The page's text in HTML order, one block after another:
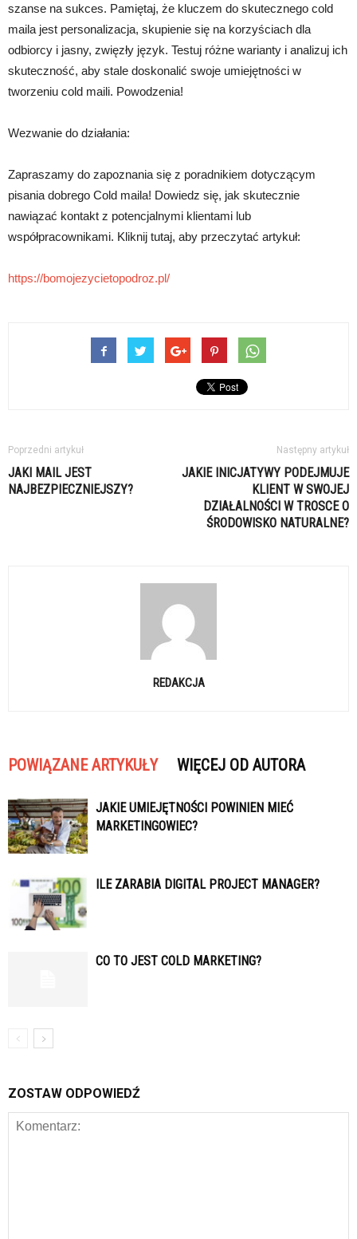
szanse na sukces. Pamiętaj, że kluczem do skutecznego cold
maila jest personalizacja, skupienie się na korzyściach dla
odbiorcy i jasny, zwięzły język. Testuj różne warianty i analizuj ich
skuteczność, aby stale doskonalić swoje umiejętności w
tworzeniu cold maili. Powodzenia!
Wezwanie do działania:
Zapraszamy do zapoznania się z poradnikiem dotyczącym
pisania dobrego Cold maila! Dowiedz się, jak skutecznie
nawiązać kontakt z potencjalnymi klientami lub
współpracownikami. Kliknij tutaj, aby przeczytać artykuł:
https://bomojezycietopodroz.pl/
Poprzedni artykuł
JAKI MAIL JEST
NAJBEZPIECZNIEJSZY?
Następny artykuł
JAKIE INICJATYWY PODEJMUJE
KLIENT W SWOJEJ
DZIAŁALNOŚCI W TROSCE O
ŚRODOWISKO NATURALNE?
REDAKCJA
POWIĄZANE ARTYKUŁY WIĘCEJ OD AUTORA
JAKIE UMIEJĘTNOŚCI POWINIEN MIEĆ
MARKETINGOWIEC?
ILE ZARABIA DIGITAL PROJECT MANAGER?
CO TO JEST COLD MARKETING?
ZOSTAW ODPOWIEDŹ